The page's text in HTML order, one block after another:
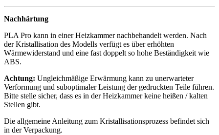
Nachhärtung
PLA Pro kann in einer Heizkammer nachbehandelt werden. Nach
der Kristallisation des Modells verfügt es über erhöhten
Wärmewiderstand und eine fast doppelt so hohe Beständigkeit wie
ABS.
Achtung: Ungleichmäßige Erwärmung kann zu unerwarteter
Verformung und suboptimaler Leistung der gedruckten Teile führen.
Bitte stelle sicher, dass es in der Heizkammer keine heißen / kalten
Stellen gibt.
Die allgemeine Anleitung zum Kristallisationsprozess befindet sich
in der Verpackung.